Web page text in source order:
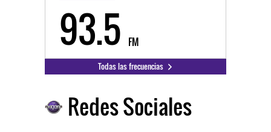
93.5 FM
Todas las frecuencias
Redes Sociales